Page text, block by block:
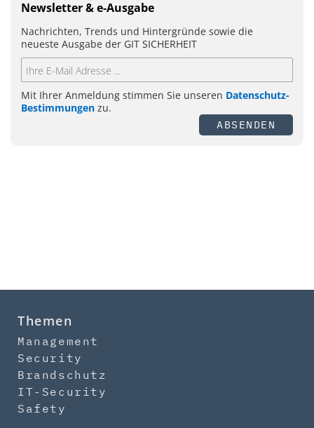
Newsletter & e-Ausgabe
Nachrichten, Trends und Hintergründe sowie die
neueste Ausgabe der GIT SICHERHEIT
Mit Ihrer Anmeldung stimmen Sie unseren Datenschutz-
Bestimmungen zu.
ABSENDEN
Themen
Management
Security
Brandschutz
IT-Security
Safety